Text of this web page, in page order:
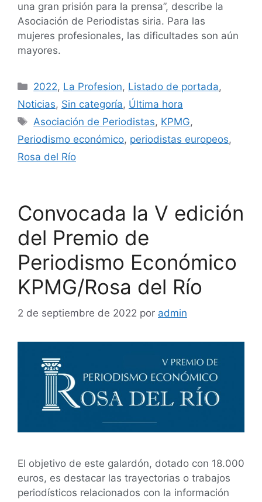
una gran prisión para la prensa”, describe la
Asociación de Periodistas siria. Para las
mujeres profesionales, las dificultades son aún
mayores.
2022, La Profesion, Listado de portada,
Noticias, Sin categoría, Última hora
Asociación de Periodistas, KPMG,
Periodismo económico, periodistas europeos,
Rosa del Río
Convocada la V edición
del Premio de
Periodismo Económico
KPMG/Rosa del Río
2 de septiembre de 2022 por admin
El objetivo de este galardón, dotado con 18.000
euros, es destacar las trayectorias o trabajos
periodísticos relacionados con la información